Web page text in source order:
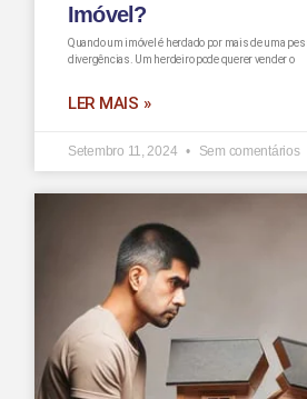
Imóvel?
Quando um imóvel é herdado por mais de uma
divergências. Um herdeiro pode querer vender o
LER MAIS »
Setembro 11, 2024 Sem comentários